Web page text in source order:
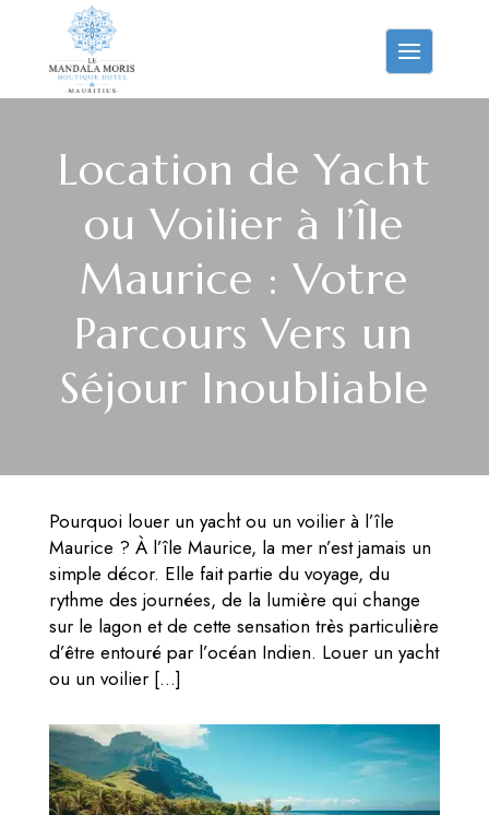
Location de Yacht
ou Voilier à l’Île
Maurice : Votre
Parcours Vers un
Séjour Inoubliable
Pourquoi louer un yacht ou un voilier à l’île
Maurice ? À l’île Maurice, la mer n’est jamais un
simple décor. Elle fait partie du voyage, du
rythme des journées, de la lumière qui change
sur le lagon et de cette sensation très particulière
d’être entouré par l’océan Indien. Louer un yacht
ou un voilier […]